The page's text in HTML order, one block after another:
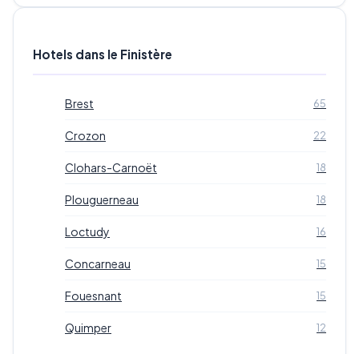
Hotels dans le Finistère
Brest 65
Crozon 22
Clohars-Carnoët 18
Plouguerneau 18
Loctudy 16
Concarneau 15
Fouesnant 15
Quimper 12